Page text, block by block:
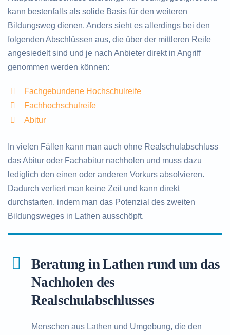
kann bestenfalls als solide Basis für den weiteren
Bildungsweg dienen. Anders sieht es allerdings bei den
folgenden Abschlüssen aus, die über der mittleren Reife
angesiedelt sind und je nach Anbieter direkt in Angriff
genommen werden können:
Fachgebundene Hochschulreife
Fachhochschulreife
Abitur
In vielen Fällen kann man auch ohne Realschulabschluss
das Abitur oder Fachabitur nachholen und muss dazu
lediglich den einen oder anderen Vorkurs absolvieren.
Dadurch verliert man keine Zeit und kann direkt
durchstarten, indem man das Potenzial des zweiten
Bildungsweges in Lathen ausschöpft.
Beratung in Lathen rund um das
Nachholen des
Realschulabschlusses
Menschen aus Lathen und Umgebung, die den